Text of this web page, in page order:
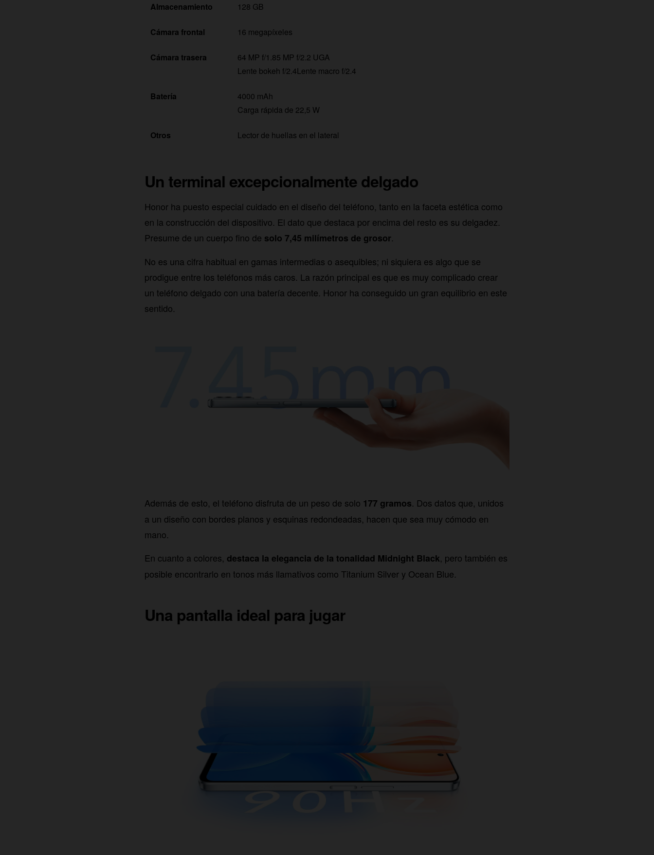
Almacenamiento 128 GB
Cámara frontal 16 megapíxeles
Cámara trasera
64 MP f/1.85 MP f/2.2 UGA
Lente bokeh f/2.4Lente macro f/2.4
Batería
4000 mAh
Carga rápida de 22,5 W
Otros Lector de huellas en el lateral
Un terminal excepcionalmente delgado
Honor ha puesto especial cuidado en el diseño del teléfono, tanto en la faceta estética como
en la construcción del dispositivo. El dato que destaca por encima del resto es su delgadez.
Presume de un cuerpo fino de solo 7,45 milímetros de grosor.
No es una cifra habitual en gamas intermedias o asequibles; ni siquiera es algo que se
prodigue entre los teléfonos más caros. La razón principal es que es muy complicado crear
un teléfono delgado con una batería decente. Honor ha conseguido un gran equilibrio en este
sentido.
Además de esto, el teléfono disfruta de un peso de solo 177 gramos. Dos datos que, unidos
a un diseño con bordes planos y esquinas redondeadas, hacen que sea muy cómodo en
mano.
En cuanto a colores, destaca la elegancia de la tonalidad Midnight Black, pero también es
posible encontrarlo en tonos más llamativos como Titanium Silver y Ocean Blue.
Una pantalla ideal para jugar